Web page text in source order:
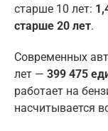
старше 10 лет:
старше 20 лет.
Современных
лет — 399 475
работает на
насчитывается